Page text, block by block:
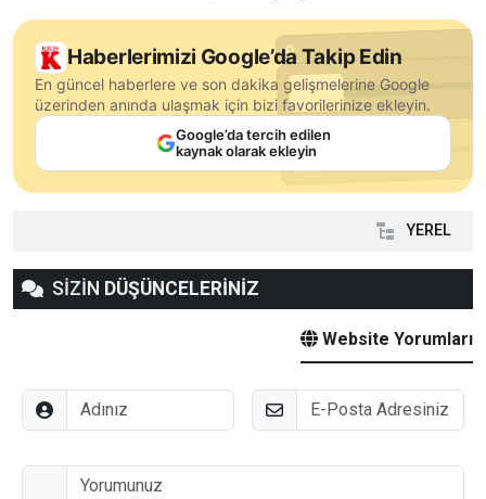
Haberlerimizi Google’da Takip Edin
En güncel haberlere ve son dakika gelişmelerine Google
üzerinden anında ulaşmak için bizi favorilerinize ekleyin.
Google’da tercih edilen
kaynak olarak ekleyin
YEREL
SİZİN DÜŞÜNCELERİNİZ
Website Yorumları
Adınız E-Posta
Düşünceleriniz